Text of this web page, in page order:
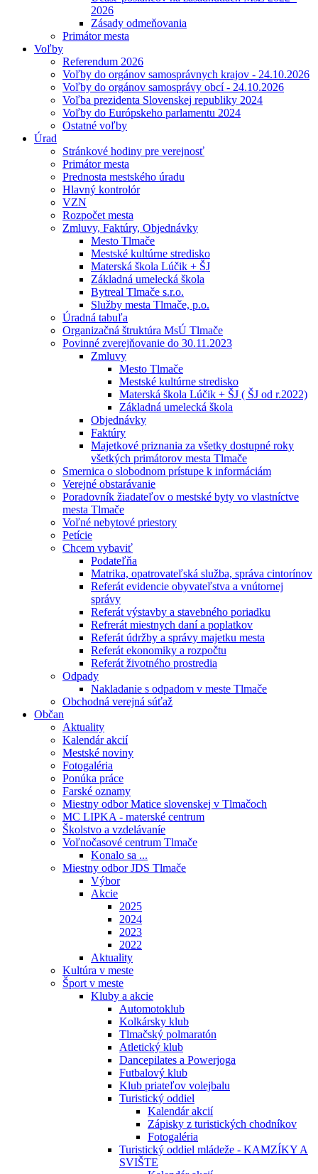
2026
Zásady odmeňovania
Primátor mesta
Voľby
Referendum 2026
Voľby do orgánov samosprávnych krajov - 24.10.2026
Voľby do orgánov samosprávy obcí - 24.10.2026
Voľba prezidenta Slovenskej republiky 2024
Voľby do Európskeho parlamentu 2024
Ostatné voľby
Úrad
Stránkové hodiny pre verejnosť
Primátor mesta
Prednosta mestského úradu
Hlavný kontrolór
VZN
Rozpočet mesta
Zmluvy, Faktúry, Objednávky
Mesto Tlmače
Mestské kultúrne stredisko
Materská škola Lúčik + ŠJ
Základná umelecká škola
Bytreal Tlmače s.r.o.
Služby mesta Tlmače, p.o.
Úradná tabuľa
Organizačná štruktúra MsÚ Tlmače
Povinné zverejňovanie do 30.11.2023
Zmluvy
Mesto Tlmače
Mestské kultúrne stredisko
Materská škola Lúčik + ŠJ ( ŠJ od r.2022)
Základná umelecká škola
Objednávky
Faktúry
Majetkové priznania za všetky dostupné roky
všetkých primátorov mesta Tlmače
Smernica o slobodnom prístupe k informáciám
Verejné obstarávanie
Poradovník žiadateľov o mestské byty vo vlastníctve
mesta Tlmače
Voľné nebytové priestory
Petície
Chcem vybaviť
Podateľňa
Matrika, opatrovateľská služba, správa cintorínov
Referát evidencie obyvateľstva a vnútornej
správy
Referát výstavby a stavebného poriadku
Refrerát miestnych daní a poplatkov
Referát údržby a správy majetku mesta
Referát ekonomiky a rozpočtu
Referát životného prostredia
Odpady
Nakladanie s odpadom v meste Tlmače
Obchodná verejná súťaž
Občan
Aktuality
Kalendár akcií
Mestské noviny
Fotogaléria
Ponúka práce
Farské oznamy
Miestny odbor Matice slovenskej v Tlmačoch
MC LIPKA - materské centrum
Školstvo a vzdelávaníe
Voľnočasové centrum Tlmače
Konalo sa ...
Miestny odbor JDS Tlmače
Výbor
Akcie
2025
2024
2023
2022
Aktuality
Kultúra v meste
Šport v meste
Kluby a akcie
Automotoklub
Kolkársky klub
Tlmačský polmaratón
Atletický klub
Dancepilates a Powerjoga
Futbalový klub
Klub priateľov volejbalu
Turistický oddiel
Kalendár akcií
Zápisky z turistických chodníkov
Fotogaléria
Turistický oddiel mládeže - KAMZÍKY A
SVIŠTE